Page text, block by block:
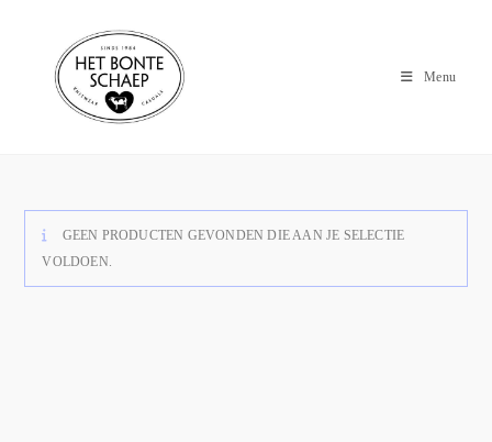
Menu
GEEN PRODUCTEN GEVONDEN DIE AAN JE SELECTIE
VOLDOEN.